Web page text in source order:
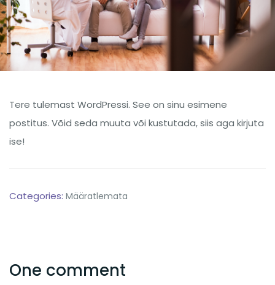
Tere tulemast WordPressi. See on sinu esimene
postitus. Võid seda muuta või kustutada, siis aga kirjuta
ise!
Categories: Määratlemata
One comment